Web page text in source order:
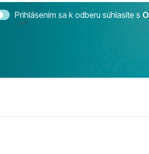
úrovni.
tešíme,
Prihlásením sa k odberu súhlasíte s